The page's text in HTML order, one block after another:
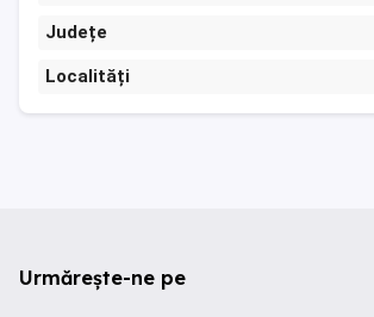
Județe
Localități
Urmărește-ne pe